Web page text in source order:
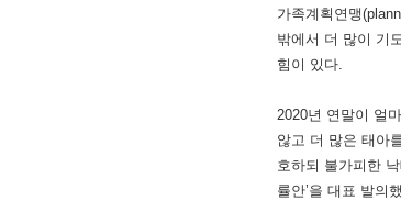
가족계획연맹
밖에서 더 많이 기
힘이 있다.
2020년 연말이 얼
않고 더 많은 태아
호하되 불가피한
률안’을 대표 발의